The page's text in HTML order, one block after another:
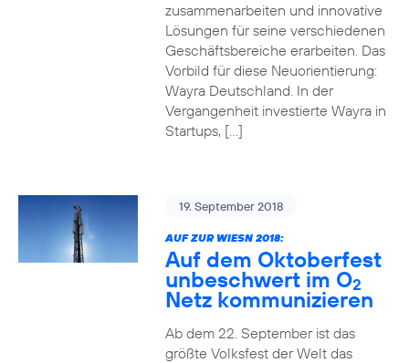
zusammenarbeiten und innovative
Lösungen für seine verschiedenen
Geschäftsbereiche erarbeiten. Das
Vorbild für diese Neuorientierung:
Wayra Deutschland. In der
Vergangenheit investierte Wayra in
Startups, […]
19. September 2018
AUF ZUR WIESN 2018:
Auf dem Oktoberfest
unbeschwert im O2
Netz kommunizieren
Ab dem 22. September ist das
größte Volksfest der Welt das